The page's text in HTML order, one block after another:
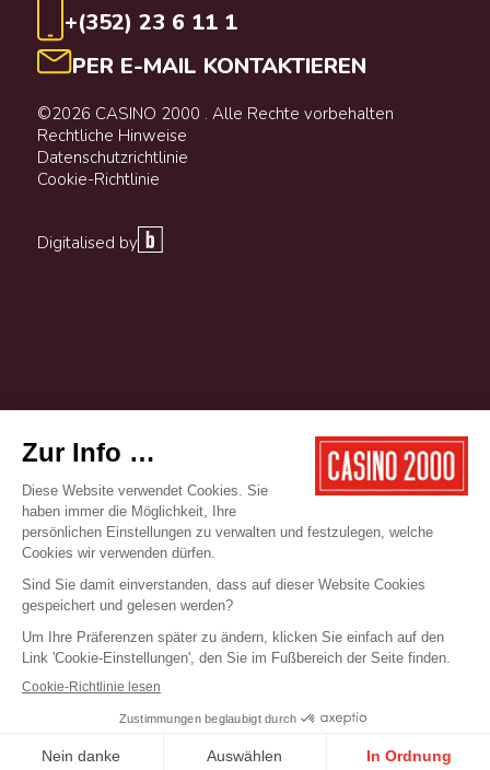
+(352) 23 6 11 1
PER E-MAIL KONTAKTIEREN
©2026 CASINO 2000 . Alle Rechte vorbehalten
Rechtliche Hinweise
Datenschutzrichtlinie
Cookie-Richtlinie
Digitalised by